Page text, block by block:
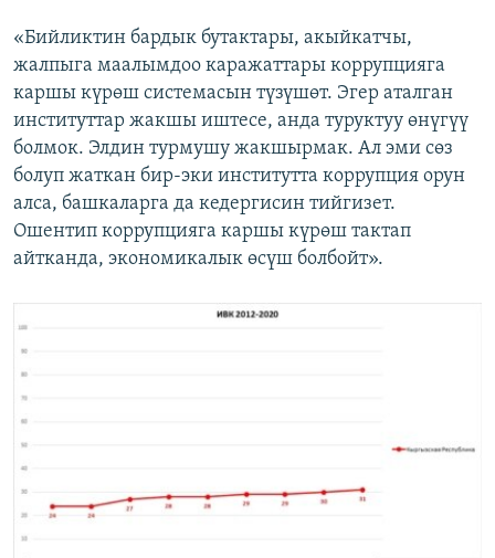
«Бийликтин бардык бутактары, акыйкатчы,
жалпыга маалымдоо каражаттары коррупцияга
каршы күрөш системасын түзүшөт. Эгер аталган
институттар жакшы иштесе, анда туруктуу өнүгүү
болмок. Элдин турмушу жакшырмак. Ал эми сөз
болуп жаткан бир-эки институтта коррупция орун
алса, башкаларга да кедергисин тийгизет.
Ошентип коррупцияга каршы күрөш тактап
айтканда, экономикалык өсүш болбойт».